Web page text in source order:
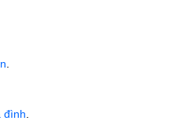
đình